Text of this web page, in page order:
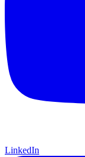
LinkedIn